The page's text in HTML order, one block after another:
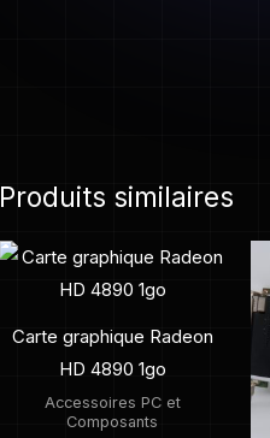
Produits similaires
Carte graphique Radeon
HD 4890 1go
Accessoires PC et
Composants